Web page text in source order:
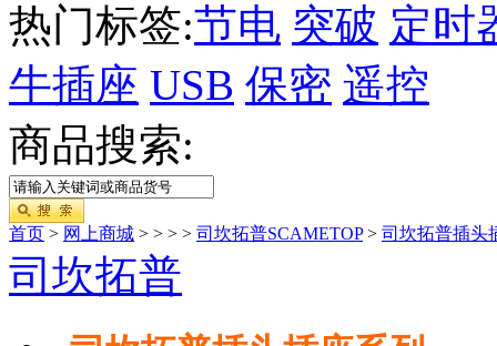
热门标签:节电 突破 定时
牛插座 USB 保密 遥控
商品搜索:
首页 > 网上商城 > > > > 司坎拓普SCAMETOP> 司坎拓普插头
司坎拓普